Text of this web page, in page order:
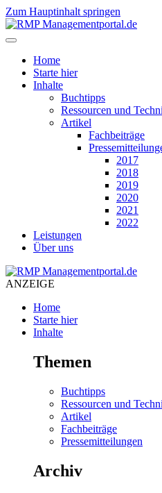
Zum Hauptinhalt springen
Home
Starte hier
Inhalte
Buchtipps
Ressourcen und
Artikel
Fachbeiträge
2017
2018
2019
2020
2021
2022
Leistungen
Über uns
ANZEIGE
Home
Starte hier
Inhalte
Themen
Buchtipps
Ressourcen und
Artikel
Fachbeiträge
Pressemitteilungen
Archiv